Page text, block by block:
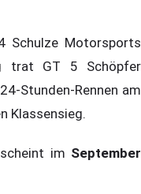
Schulze Motorsports
trat GT 5 Schöpfer
Stunden-Rennen am
Klassensieg.
im September